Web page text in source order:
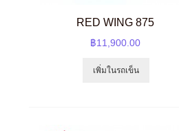
RED WING 875
฿11,900.00
เพิ่มในรถเข็น